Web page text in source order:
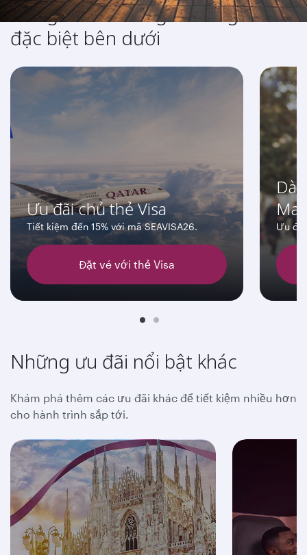
Đừng bỏ lỡ những chương trình
đặc biệt bên dưới
Ưu đãi chủ thẻ Visa
Tiết kiệm đến 15% với mã SEAVISA26.
Đặt vé với thẻ Visa
Ưu
Những ưu đãi nổi bật khác
Khám phá thêm các ưu đãi khác để tiết kiệm nhiều hơn
cho hành trình sắp tới.